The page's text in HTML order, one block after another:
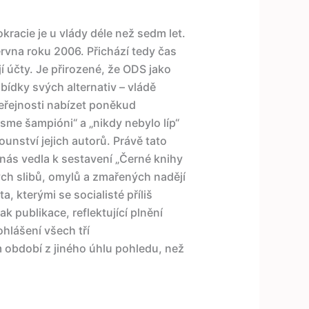
je u vlády déle než sedm let.
roku 2006. Přichází tedy čas
Je přirozené, že ODS jako
svých alternativ – vládě
nabízet poněkud
šampióni“ a „nikdy nebylo líp“
jejich autorů. Právě tato
vedla k sestavení „Černé knihy
slibů, omylů a zmařených nadějí
kterými se socialisté příliš
publikace, reflektující plnění
všech tří
z jiného úhlu pohledu, než